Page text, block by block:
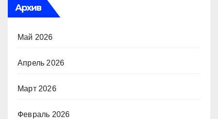
Архив
Май 2026
Апрель 2026
Март 2026
Февраль 2026